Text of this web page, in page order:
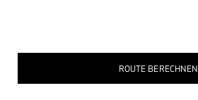
ROUTE BERECHNEN